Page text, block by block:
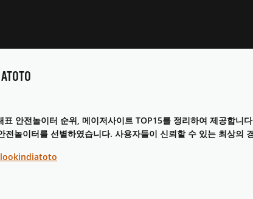
표 안전놀이터 순위, 메이저사이트 TOP15를 정리하여 제공합니
전놀이터를 선별하였습니다. 사용자들이 신뢰할 수 있는 최상의